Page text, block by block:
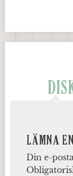
LÄMNA
Din e-